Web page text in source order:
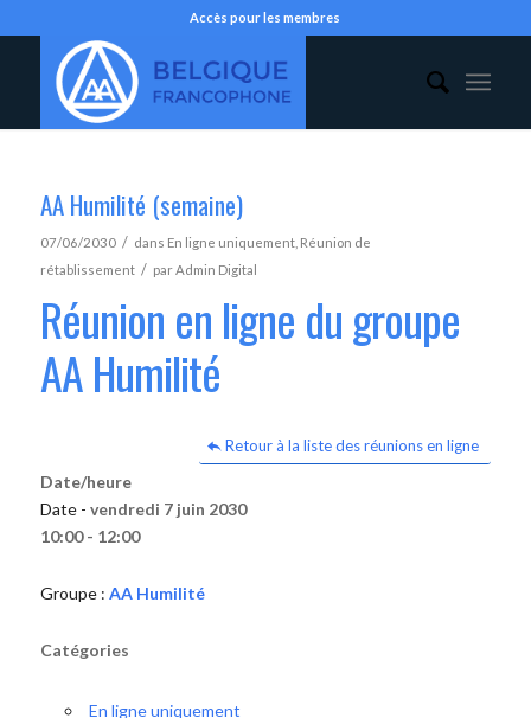
Accès pour les membres
AA Humilité (semaine)
07/06/2030 / dans En ligne uniquement, Réunion de
rétablissement / parAdmin Digital
Réunion en ligne du groupe
AA Humilité
Retour à la liste des réunions en ligne
Date/heure
Date - vendredi 7 juin 2030
10:00 - 12:00
Groupe : AA Humilité
Catégories
En ligne uniquement